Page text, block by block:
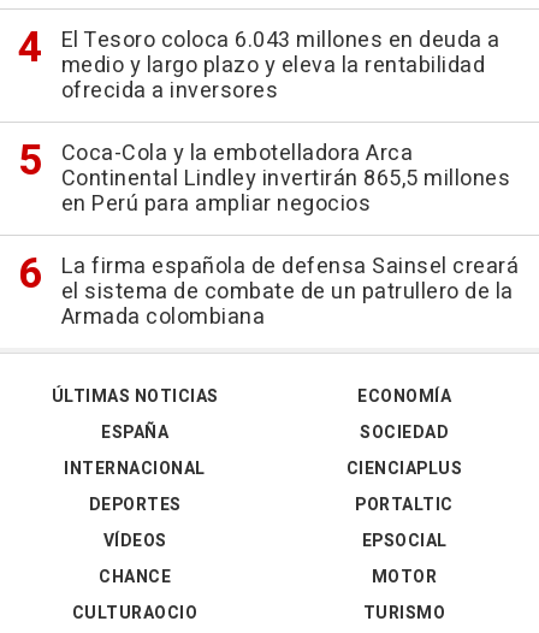
El Tesoro coloca 6.043 millones en deuda a
medio y largo plazo y eleva la rentabilidad
ofrecida a inversores
Coca-Cola y la embotelladora Arca
Continental Lindley invertirán 865,5 millones
en Perú para ampliar negocios
La firma española de defensa Sainsel creará
el sistema de combate de un patrullero de la
Armada colombiana
ÚLTIMAS NOTICIAS
ESPAÑA
INTERNACIONAL
DEPORTES
VÍDEOS
ECONOMÍA
SOCIEDAD
CIENCIAPLUS
PORTALTIC
EPSOCIAL
CHANCE
CULTURAOCIO
MOTOR
TURISMO